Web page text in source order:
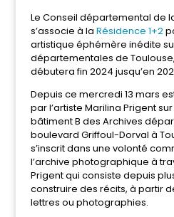
Le Conseil départemental de
s’associe à la Résidence 1+2
artistique éphémère inédite
départementales de
débutera fin 2024 jusqu’en
Depuis ce mercredi 13 mars
par l’artiste Marilina Prigent
bâtiment B des Archives
boulevard Griffoul-Dorval à
s’inscrit dans une volonté
l’archive photographique à
Prigent qui consiste depuis
construire des récits, à partir
lettres ou photographies.